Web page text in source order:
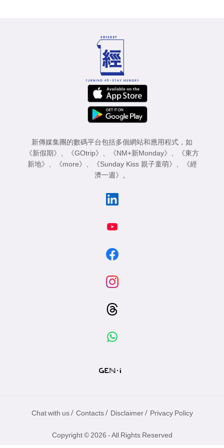
新傳媒集團的數碼平台包括多個網站和應用程式，如
《新假期》
《GOtrip》 《NM+新Monday》
《東方
新地》
《more》 《Sunday Kiss 親子童萌》
《經
濟一週》
。
Chat with us / Contacts / Disclaimer / Privacy Policy
Copyright © 2026 - All Rights Reserved